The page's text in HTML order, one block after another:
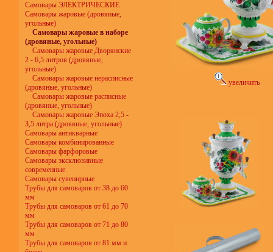
Самовары ЭЛЕКТРИЧЕСКИЕ
Самовары жаровые (дровяные,
угольные)
Самовары жаровые в наборе
(дровяные, угольные)
Самовары жаровые Дворянские
2 - 6,5 литров (дровяные,
угольные)
Самовары жаровые нерасписные
(дровяные, угольные)
Самовары жаровые расписные
(дровяные, угольные)
Самовары жаровые Эпоха 2,5 -
3,5 литра (дровяные, угольные)
Самовары антикварные
Самовары комбинированные
Самовары фарфоровые
Самовары эксклюзивные
современные
Самовары сувенирные
Трубы для самоваров от 38 до 60
мм
Трубы для самоваров от 61 до 70
мм
Трубы для самоваров от 71 до 80
мм
Трубы для самоваров от 81 мм и
увеличить